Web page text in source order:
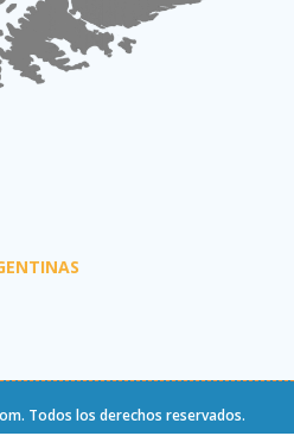
. Todos los derechos reservados.